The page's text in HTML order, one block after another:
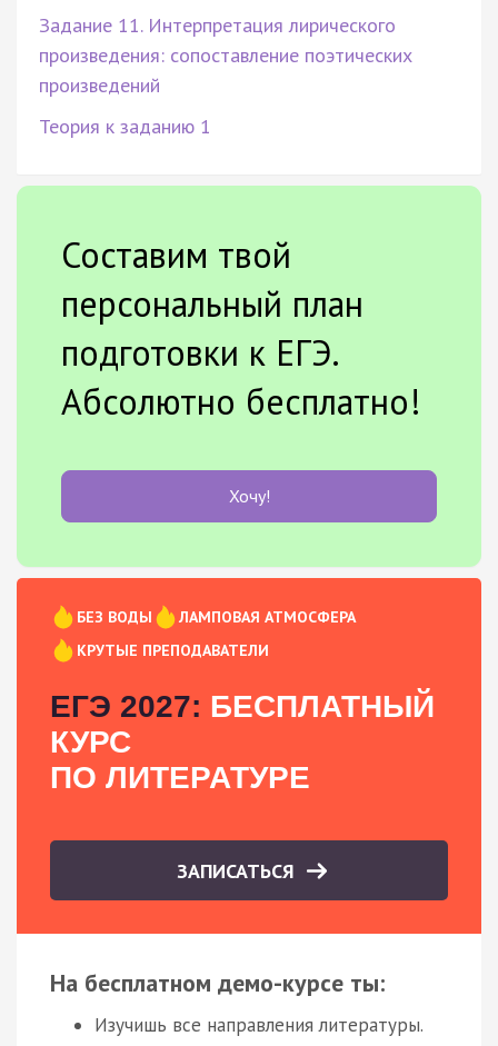
Задание 11. Интерпретация лирического
произведения: сопоставление поэтических
произведений
Теория к заданию 1
Составим твой
персональный план
подготовки к ЕГЭ.
Абсолютно бесплатно!
Хочу!
БЕЗ ВОДЫ
ЛАМПОВАЯ АТМОСФЕРА
КРУТЫЕ ПРЕПОДАВАТЕЛИ
ЕГЭ 2027: БЕСПЛАТНЫЙ
КУРС
ПО ЛИТЕРАТУРЕ
ЗАПИСАТЬСЯ
На бесплатном демо-курсе ты:
Изучишь все направления литературы.